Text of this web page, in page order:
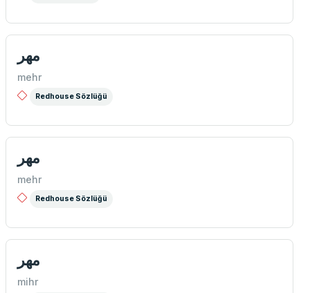
مهر
mehr
Redhouse Sözlüğü
مهر
mehr
Redhouse Sözlüğü
مهر
mihr